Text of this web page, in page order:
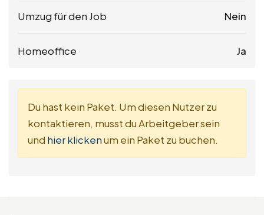
Umzug für den Job Nein
Homeoffice Ja
Du hast kein Paket. Um diesen Nutzer zu
kontaktieren, musst du Arbeitgeber sein
und hier klickenum ein Paket zu buchen.